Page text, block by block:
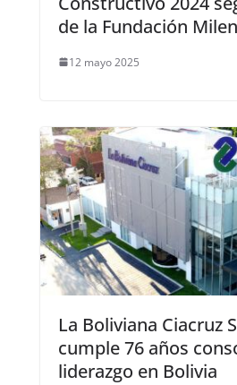
de la Fundación
12 mayo 2025
La Boliviana Ciacruz
cumple 76 años
liderazgo en Bolivia